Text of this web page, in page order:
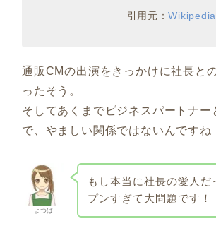
引用元：
通販CMの出演をきっかけに社長と
ったそう。
そしてあくまでビジネスパートナー
で、やましい関係ではないんですね
よつば
もし本当に社長の愛人だ
プンすぎて大問題です！